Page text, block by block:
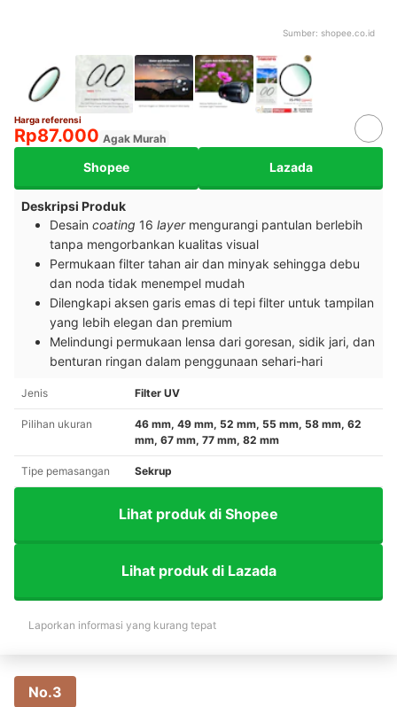
Sumber: shopee.co.id
Harga referensi
Rp87.000 Agak Murah
Shopee Lazada
Deskripsi Produk
Desain coating 16 layermengurangi pantulan berlebih
tanpa mengorbankan kualitas visual
Permukaan filter tahan air dan minyak sehingga debu
dan noda tidak menempel mudah
Dilengkapi aksen garis emas di tepi filter untuk tampilan
yang lebih elegan dan premium
Melindungi permukaan lensa dari goresan, sidik jari, dan
benturan ringan dalam penggunaan sehari-hari
Jenis Filter UV
Pilihan ukuran
46 mm, 49 mm, 52 mm, 55 mm, 58 mm, 62
mm, 67 mm, 77 mm, 82 mm
Tipe pemasangan Sekrup
Lihat produk di Shopee
Lihat produk di Lazada
Laporkan informasi yang kurang tepat
No.3